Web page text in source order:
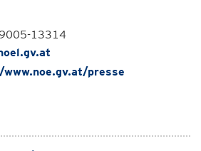
13314
presse